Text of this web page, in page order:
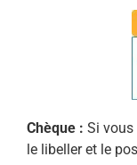
Chèque : Si vous
le libeller et le